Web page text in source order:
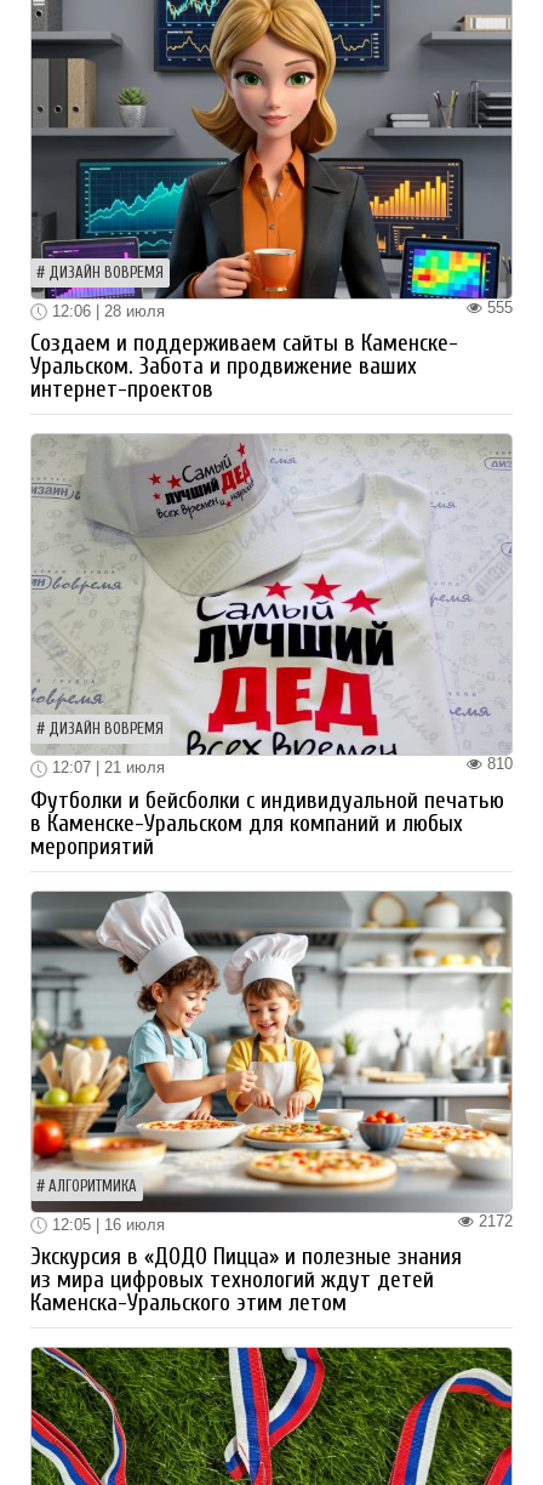
ДИЗАЙН ВОВРЕМЯ
555
12:06 | 28 июля
Создаем и поддерживаем сайты в Каменске-
Уральском. Забота и продвижение ваших
интернет-проектов
ДИЗАЙН ВОВРЕМЯ
810
12:07 | 21 июля
Футболки и бейсболки с индивидуальной печатью
в Каменске-Уральском для компаний и любых
мероприятий
АЛГОРИТМИКА
2172
12:05 | 16 июля
Экскурсия в «ДОДО Пицца» и полезные знания
из мира цифровых технологий ждут детей
Каменска-Уральского этим летом